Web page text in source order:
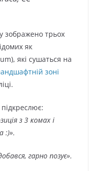
зображено трьох
як
які сушаться на
зоні
з 3 комах і
:)».
гарно позує».